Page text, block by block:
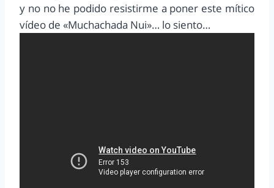
y no no he podido resistirme a poner este mítico
vídeo de «Muchachada Nui»… lo siento…